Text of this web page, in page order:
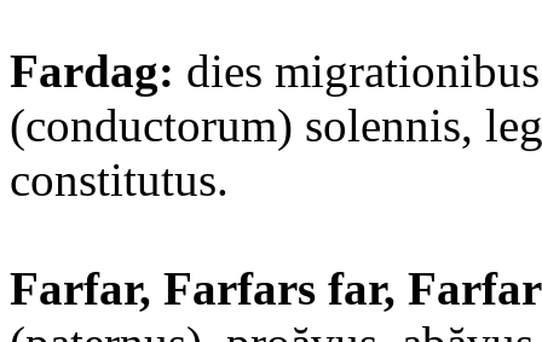
Fardag: dies migrationibus
(conductorum) solennis,
constitutus.
Farfar, Farfars far,